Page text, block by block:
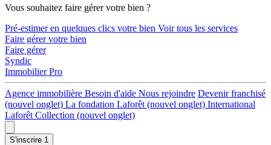
Vous souhaitez faire gérer votre bien ?
Pré-estimer en quelques clics votre bien Voir tous les services
Faire gérer votre bien
Faire gérer
Syndic
Immobilier Pro
Agence immobilière Besoin d'aide Nous rejoindre Devenir franchisé
(nouvel onglet) La fondation Laforêt (nouvel onglet) International
Laforêt Collection (nouvel onglet)
S'inscrire 1